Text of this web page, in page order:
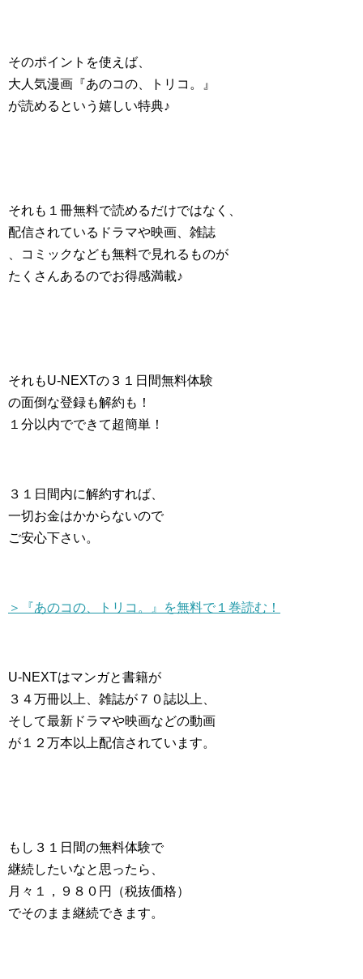
そのポイントを使えば、
大人気漫画『あのコの、トリコ。』
が読めるという嬉しい特典♪
それも１冊無料で読めるだけではなく、
配信されているドラマや映画、雑誌
、コミックなども無料で見れるものが
たくさんあるのでお得感満載♪
それもU-NEXTの３１日間無料体験
の面倒な登録も解約も！
１分以内でできて超簡単！
３１日間内に解約すれば、
一切お金はかからないので
ご安心下さい。
＞『あのコの、トリコ。』を無料で１巻読む！
U-NEXTはマンガと書籍が
３４万冊以上、雑誌が７０誌以上、
そして最新ドラマや映画などの動画
が１２万本以上配信されています。
もし３１日間の無料体験で
継続したいなと思ったら、
月々１，９８０円（税抜価格）
でそのまま継続できます。